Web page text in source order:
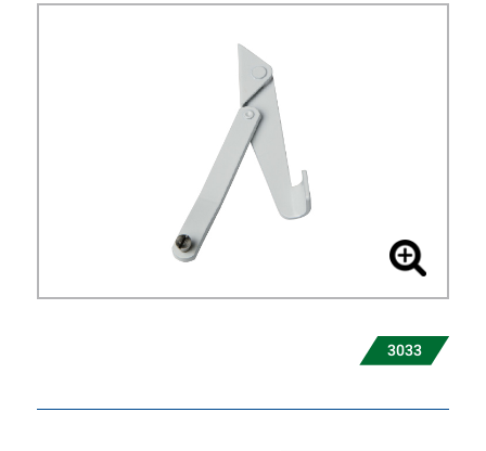
3033